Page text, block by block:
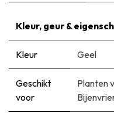
Kleur, geur &
Kleur Geel
Geschikt
voor
Planten